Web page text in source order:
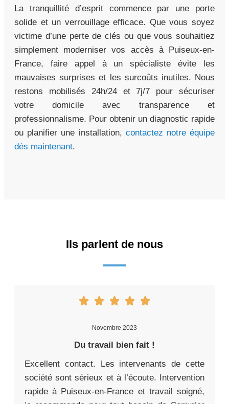
La tranquillité d’esprit commence par une porte
solide et un verrouillage efficace. Que vous soyez
victime d’une perte de clés ou que vous souhaitiez
simplement moderniser vos accès à Puiseux-en-
France, faire appel à un spécialiste évite les
mauvaises surprises et les surcoûts inutiles. Nous
restons mobilisés 24h/24 et 7j/7 pour sécuriser
votre domicile avec transparence et
professionnalisme. Pour obtenir un diagnostic rapide
ou planifier une installation, contactez notre équipe
dès maintenant.
Ils parlent de nous
Novembre 2023
Du travail bien fait !
Excellent contact. Les intervenants de cette
société sont sérieux et à l’écoute. Intervention
rapide à Puiseux-en-France et travail soigné,